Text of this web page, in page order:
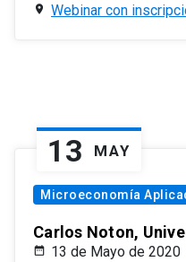
Webinar con
13 MAY
Microeconomía
Carlos Noton,
13 de Mayo de 2020